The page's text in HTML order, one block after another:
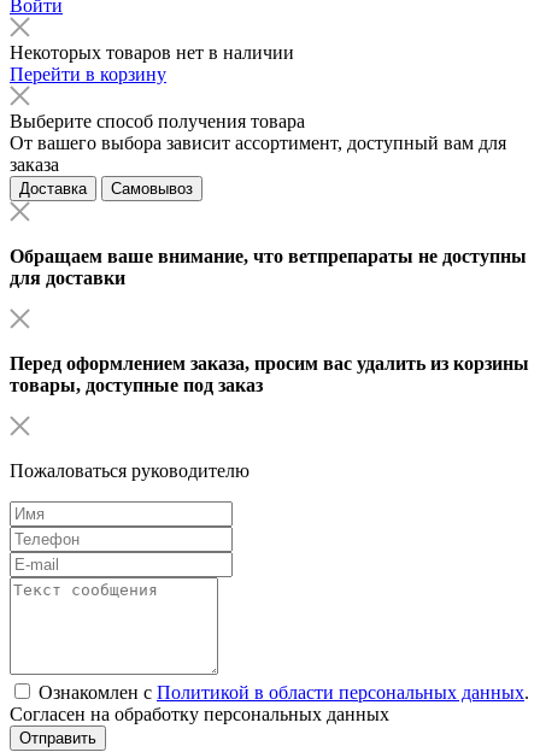
Войти
Некоторых товаров нет в наличии
Перейти в корзину
Выберите способ получения товара
От вашего выбора зависит ассортимент, доступный вам для
заказа
Доставка Самовывоз
Обращаем ваше внимание, что ветпрепараты не доступны
для доставки
Перед оформлением заказа, просим вас удалить из корзины
товары, доступные под заказ
Пожаловаться руководителю
Ознакомлен с Политикой в области персональных данных.
Согласен на обработку персональных данных
Отправить